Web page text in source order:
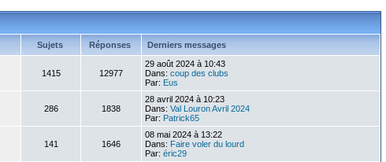
Sujets Réponses Derniers messages
1415 12977
29 août 2024 à 10:43
Dans: coup des clubs
Par: Eus
286 1838
28 avril 2024 à 10:23
Dans: Val Louron Avril 2024
Par: Patrick65
141 1646
08 mai 2024 à 13:22
Dans: Faire voler du lourd
Par: éric29